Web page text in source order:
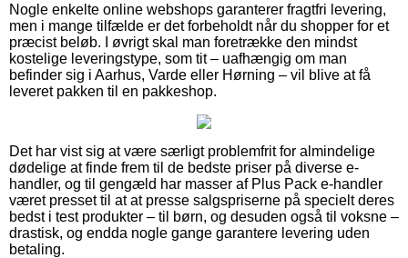
Nogle enkelte online webshops garanterer fragtfri levering,
men i mange tilfælde er det forbeholdt når du shopper for et
præcist beløb. I øvrigt skal man foretrække den mindst
kostelige leveringstype, som tit – uafhængig om man
befinder sig i Aarhus, Varde eller Hørning – vil blive at få
leveret pakken til en pakkeshop.
Det har vist sig at være særligt problemfrit for almindelige
dødelige at finde frem til de bedste priser på diverse e-
handler, og til gengæld har masser af Plus Pack e-handler
været presset til at at presse salgspriserne på specielt deres
bedst i test produkter – til børn, og desuden også til voksne –
drastisk, og endda nogle gange garantere levering uden
betaling.